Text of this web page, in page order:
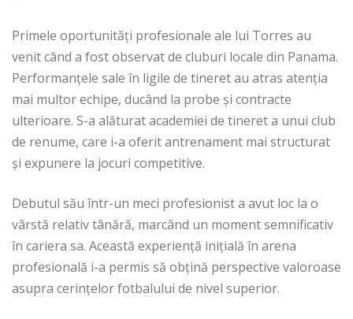
Primele oportunități profesionale ale lui Torres au
venit când a fost observat de cluburi locale din Panama.
Performanțele sale în ligile de tineret au atras atenția
mai multor echipe, ducând la probe și contracte
ulterioare. S-a alăturat academiei de tineret a unui club
de renume, care i-a oferit antrenament mai structurat
și expunere la jocuri competitive.
Debutul său într-un meci profesionist a avut loc la o
vârstă relativ tânără, marcând un moment semnificativ
în cariera sa. Această experiență inițială în arena
profesională i-a permis să obțină perspective valoroase
asupra cerințelor fotbalului de nivel superior.